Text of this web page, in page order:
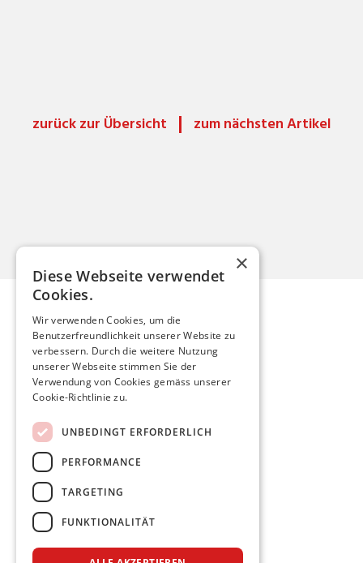
zurück zur Übersicht zum nächsten Artikel
Mario Röthlisberger
mario.roethlisberger@kfnmail.ch
Home
Aktuelles
Meine Politik
Persönlich
Facebook
Instagram
×
Diese Webseite verwendet
Cookies.
Wir verwenden Cookies, um die
Benutzerfreundlichkeit unserer Website zu
verbessern. Durch die weitere Nutzung
unserer Webseite stimmen Sie der
Verwendung von Cookies gemäss unserer
Cookie-Richtlinie zu.
UNBEDINGT ERFORDERLICH
PERFORMANCE
TARGETING
FUNKTIONALITÄT